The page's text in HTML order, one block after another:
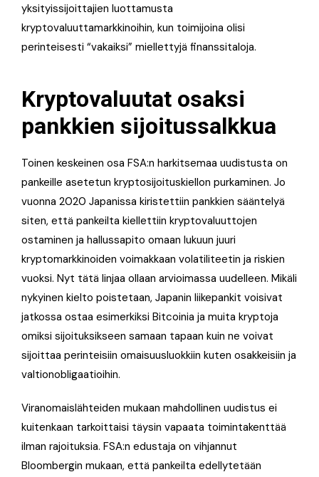
yksityissijoittajien luottamusta
kryptovaluuttamarkkinoihin, kun toimijoina olisi
perinteisesti “vakaiksi” miellettyjä finanssitaloja.
Kryptovaluutat osaksi
pankkien sijoitussalkkua
Toinen keskeinen osa FSA:n harkitsemaa uudistusta on
pankeille asetetun kryptosijoituskiellon purkaminen. Jo
vuonna 2020 Japanissa kiristettiin pankkien sääntelyä
siten, että pankeilta kiellettiin kryptovaluuttojen
ostaminen ja hallussapito omaan lukuun juuri
kryptomarkkinoiden voimakkaan volatiliteetin ja riskien
vuoksi. Nyt tätä linjaa ollaan arvioimassa uudelleen. Mikäli
nykyinen kielto poistetaan, Japanin liikepankit voisivat
jatkossa ostaa esimerkiksi Bitcoinia ja muita kryptoja
omiksi sijoituksikseen samaan tapaan kuin ne voivat
sijoittaa perinteisiin omaisuusluokkiin kuten osakkeisiin ja
valtionobligaatioihin.
Viranomaislähteiden mukaan mahdollinen uudistus ei
kuitenkaan tarkoittaisi täysin vapaata toimintakenttää
ilman rajoituksia. FSA:n edustaja on vihjannut
Bloombergin mukaan, että pankeilta edellytetään